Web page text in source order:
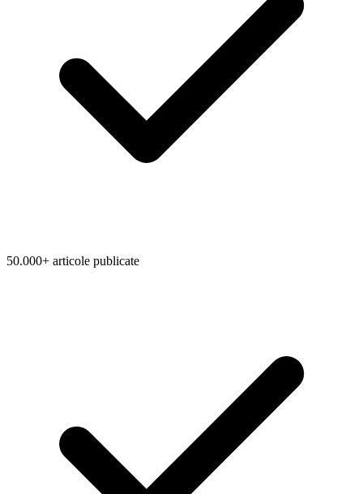
50.000+ articole publicate